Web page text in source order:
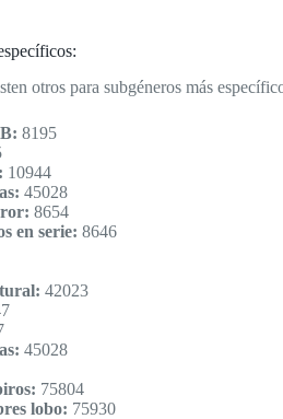
otros para subgéneros más
8195
10944
45028
8654
en serie: 8646
42023
45028
75804
lobo: 75930